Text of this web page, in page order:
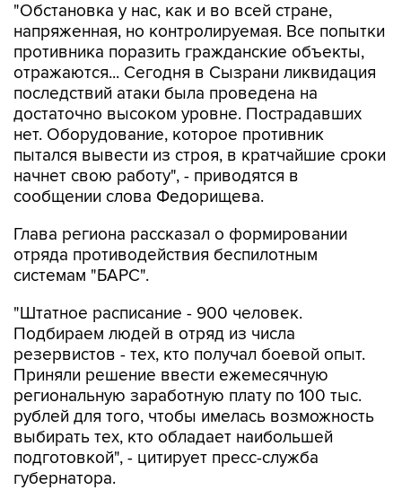
"Обстановка у нас, как и во всей стране,
напряженная, но контролируемая. Все попытки
противника поразить гражданские объекты,
отражаются... Сегодня в Сызрани ликвидация
последствий атаки была проведена на
достаточно высоком уровне. Пострадавших
нет. Оборудование, которое противник
пытался вывести из строя, в кратчайшие сроки
начнет свою работу", - приводятся в
сообщении слова Федорищева.
Глава региона рассказал о формировании
отряда противодействия беспилотным
системам "БАРС".
"Штатное расписание - 900 человек.
Подбираем людей в отряд из числа
резервистов - тех, кто получал боевой опыт.
Приняли решение ввести ежемесячную
региональную заработную плату по 100 тыс.
рублей для того, чтобы имелась возможность
выбирать тех, кто обладает наибольшей
подготовкой", - цитирует пресс-служба
губернатора.